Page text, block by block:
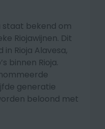
staat bekend om
Riojawijnen. Dit
Rioja Alavesa,
binnen Rioja.
generatie
beloond met